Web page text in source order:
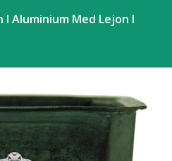
Aluminium Med Lejon I